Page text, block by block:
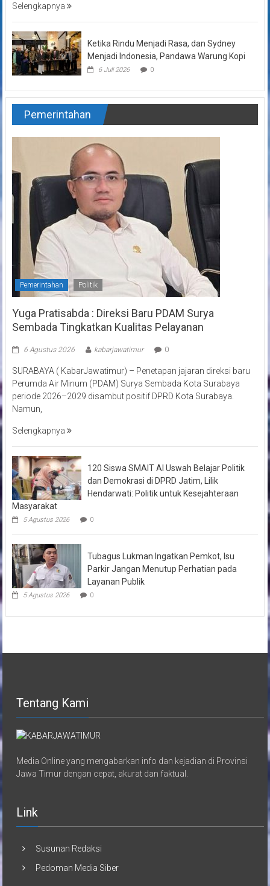
Selengkapnya
Ketika Rindu Menjadi Rasa, dan Sydney
Menjadi Indonesia, Pandawa Warung Kopi
6 Juli 2026 0
Pemerintahan
Pemerintahan Politik
Yuga Pratisabda : Direksi Baru PDAM Surya
Sembada Tingkatkan Kualitas Pelayanan
6 Agustus 2026 kabarjawatimur 0
SURABAYA ( KabarJawatimur) – Penetapan jajaran direksi baru
Perumda Air Minum (PDAM) Surya Sembada Kota Surabaya
periode 2026–2029 disambut positif DPRD Kota Surabaya.
Namun,
Selengkapnya
120 Siswa SMAIT Al Uswah Belajar Politik
dan Demokrasi di DPRD Jatim, Lilik
Hendarwati: Politik untuk Kesejahteraan
Masyarakat
5 Agustus 2026 0
Tubagus Lukman Ingatkan Pemkot, Isu
Parkir Jangan Menutup Perhatian pada
Layanan Publik
5 Agustus 2026 0
Tentang Kami
Media Online yang mengabarkan info dan kejadian di Provinsi
Jawa Timur dengan cepat, akurat dan faktual.
Link
Susunan Redaksi
Pedoman Media Siber